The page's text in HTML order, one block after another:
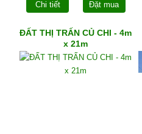
Chi tiết Đặt mua
ĐẤT THỊ TRẤN CỦ CHI - 4m
x 21m